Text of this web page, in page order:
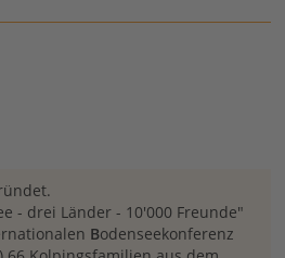
- drei Länder - 10'000 Freunde"
Bodenseekonferenz